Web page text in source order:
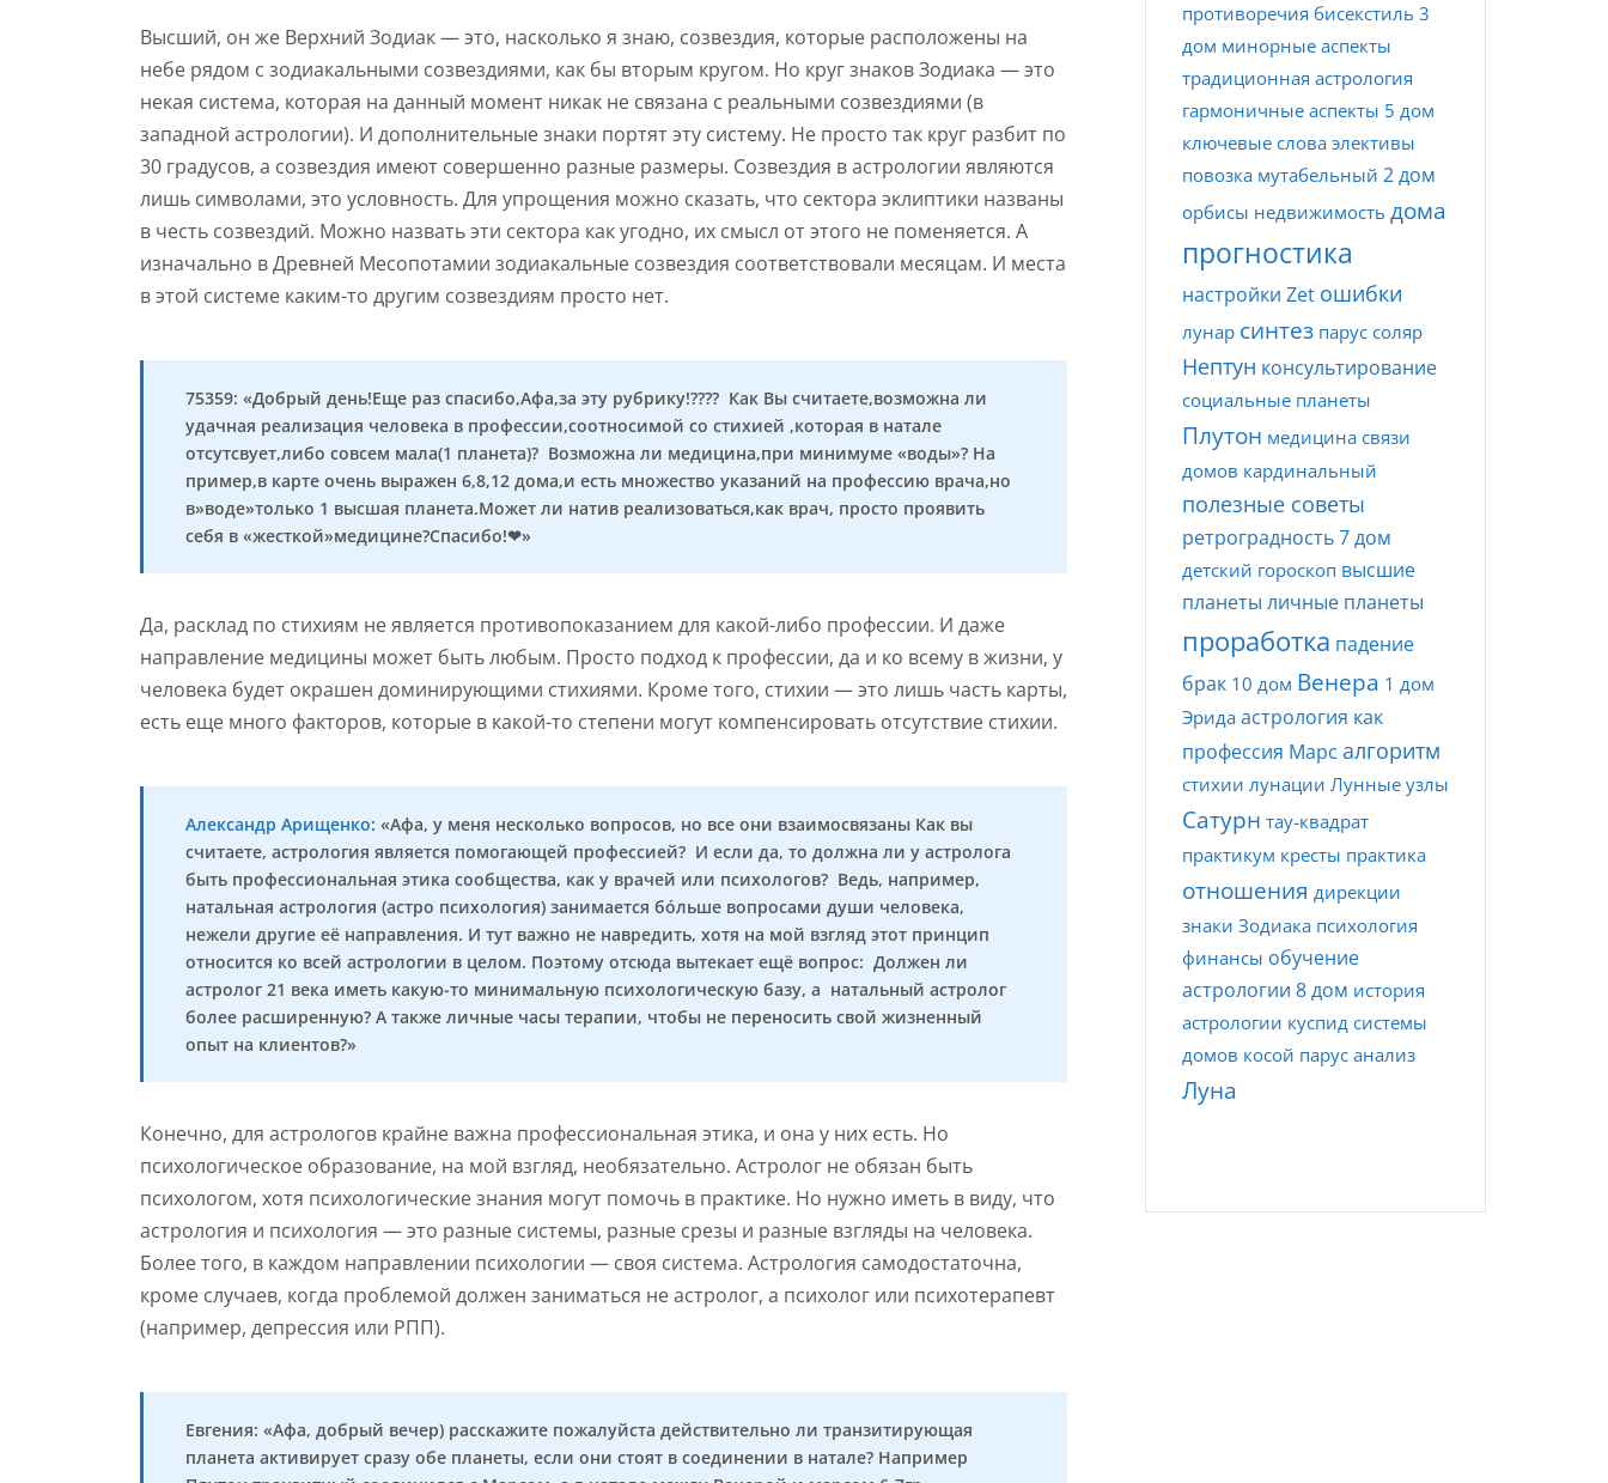
Высший, он же Верхний Зодиак — это, насколько я знаю, созвездия, которые расположены на
небе рядом с зодиакальными созвездиями, как бы вторым кругом. Но круг знаков Зодиака — это
некая система, которая на данный момент никак не связана с реальными созвездиями (в
западной астрологии). И дополнительные знаки портят эту систему. Не просто так круг разбит по
30 градусов, а созвездия имеют совершенно разные размеры. Созвездия в астрологии являются
лишь символами, это условность. Для упрощения можно сказать, что сектора эклиптики названы
в честь созвездий. Можно назвать эти сектора как угодно, их смысл от этого не поменяется. А
изначально в Древней Месопотамии зодиакальные созвездия соответствовали месяцам. И места
в этой системе каким-то другим созвездиям просто нет.
75359: «Добрый день!Еще раз спасибо,Афа,за эту рубрику!???? Как Вы считаете,возможна ли
удачная реализация человека в профессии,соотносимой со стихией ,которая в натале
отсутсвует,либо совсем мала(1 планета)? Возможна ли медицина,при минимуме «воды»? На
пример,в карте очень выражен 6,8,12 дома,и есть множество указаний на профессию врача,но
в»воде»только 1 высшая планета.Может ли натив реализоваться,как врач, просто проявить
себя в «жесткой»медицине?Спасибо!❤»
Да, расклад по стихиям не является противопоказанием для какой-либо профессии. И даже
направление медицины может быть любым. Просто подход к профессии, да и ко всему в жизни, у
человека будет окрашен доминирующими стихиями. Кроме того, стихии — это лишь часть карты,
есть еще много факторов, которые в какой-то степени могут компенсировать отсутствие стихии.
Александр Арищенко: «Афа, у меня несколько вопросов, но все они взаимосвязаны Как вы
считаете, астрология является помогающей профессией? И если да, то должна ли у астролога
быть профессиональная этика сообщества, как у врачей или психологов? Ведь, например,
натальная астрология (астро психология) занимается бóльше вопросами души человека,
нежели другие её направления. И тут важно не навредить, хотя на мой взгляд этот принцип
относится ко всей астрологии в целом. Поэтому отсюда вытекает ещё вопрос: Должен ли
астролог 21 века иметь какую-то минимальную психологическую базу, а натальный астролог
более расширенную? А также личные часы терапии, чтобы не переносить свой жизненный
опыт на клиентов?»
Конечно, для астрологов крайне важна профессиональная этика, и она у них есть. Но
психологическое образование, на мой взгляд, необязательно. Астролог не обязан быть
психологом, хотя психологические знания могут помочь в практике. Но нужно иметь в виду, что
астрология и психология — это разные системы, разные срезы и разные взгляды на человека.
Более того, в каждом направлении психологии — своя система. Астрология самодостаточна,
кроме случаев, когда проблемой должен заниматься не астролог, а психолог или психотерапевт
(например, депрессия или РПП).
Евгения: «Афа, добрый вечер) расскажите пожалуйста действительно ли транзитирующая
планета активирует сразу обе планеты, если они стоят в соединении в натале? Например
противоречия бисекстиль 3
дом минорные аспекты
традиционная астрология
гармоничные аспекты 5 дом
ключевые слова элективы
повозка мутабельный 2 дом
орбисы недвижимость дома
прогностика
настройки Zet ошибки
лунар синтез парус соляр
Нептун консультирование
социальные планеты
Плутон медицина связи
домов кардинальный
полезные советы
ретроградность7 дом
детский гороскоп высшие
планеты личные планеты
проработка падение
брак 10 дом Венера 1 дом
Эрида астрология как
профессия Марс алгоритм
стихии лунации Лунные узлы
Сатурн тау-квадрат
практикум кресты практика
отношения дирекции
знаки Зодиака психология
финансы обучение
астрологии 8 дом история
астрологии куспид системы
домов косой парус анализ
Луна